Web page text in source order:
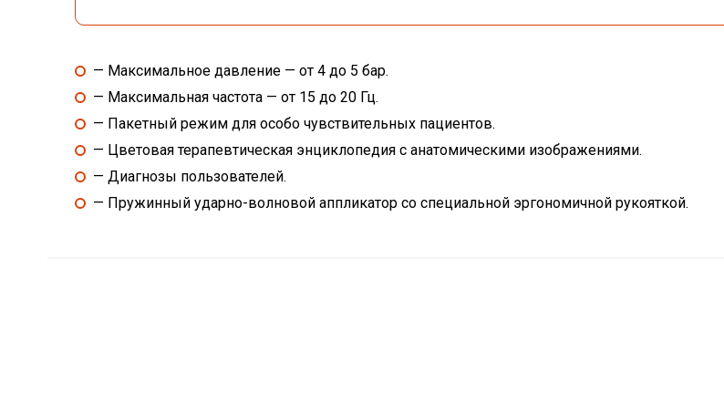
— Максимальное давление — от 4 до 5 бар.
— Максимальная частота — от 15 до 20 Гц.
— Пакетный режим для особо чувствительных пациентов.
— Цветовая терапевтическая энциклопедия с анатомическими изображениями.
— Диагнозы пользователей.
— Пружинный ударно-волновой аппликатор со специальной эргономичной рукояткой.